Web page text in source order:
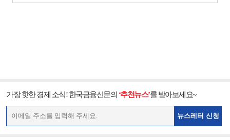
가장 핫한 경제 소식! 한국금융신문의 ‘추천뉴스’를 받아보세요~
뉴스레터 신청